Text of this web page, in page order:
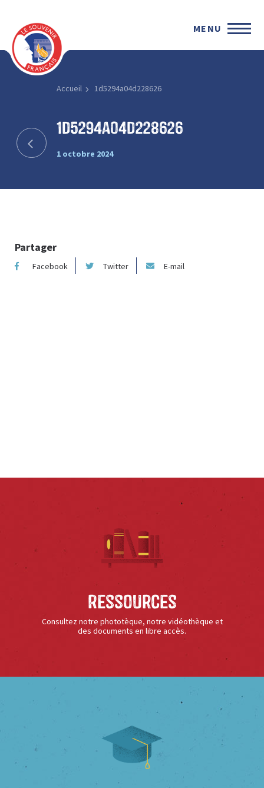
MENU
Accueil 1d5294a04d228626
1d5294a04d228626
1 octobre 2024
Partager
Facebook Twitter E-mail
Ressources
Consultez notre phototèque, notre vidéothèque et
des documents en libre accès.